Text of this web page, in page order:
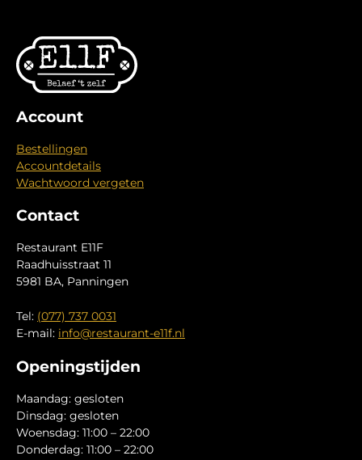
Account
Bestellingen
Accountdetails
Wachtwoord vergeten
Contact
Restaurant E11F
Raadhuisstraat 11
5981 BA, Panningen
Tel: (077) 737 0031
E-mail: info@restaurant-e11f.nl
Openingstijden
Maandag: gesloten
Dinsdag: gesloten
Woensdag: 11:00 – 22:00
Donderdag: 11:00 – 22:00